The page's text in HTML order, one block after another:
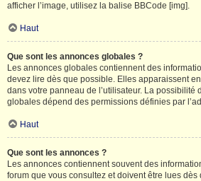
afficher l’image, utilisez la balise BBCode [img].
Haut
Que sont les annonces globales ?
Les annonces globales contiennent des
devez lire dès que possible. Elles apparaissent
dans votre panneau de l’utilisateur. La possibilité
globales dépend des permissions définies par
Haut
Que sont les annonces ?
Les annonces contiennent souvent des
forum que vous consultez et doivent être lues